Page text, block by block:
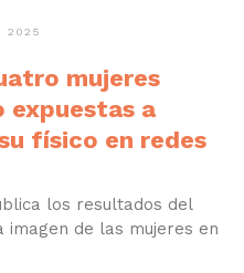
2025
mujeres
expuestas a
físico en redes
los resultados del
imagen de las mujeres en